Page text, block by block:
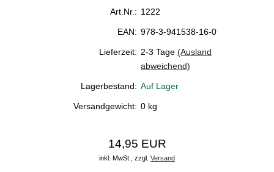
Art.Nr.: 1222
EAN: 978-3-941538-16-0
Lieferzeit: 2-3 Tage (Ausland
abweichend)
Lagerbestand: Auf Lager
Versandgewicht: 0 kg
14,95 EUR
inkl. MwSt., zzgl. Versand